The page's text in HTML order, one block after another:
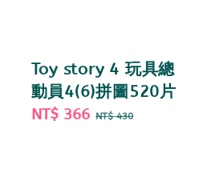
Toy story 4 玩具總
動員4(6)拼圖520片
Sale
NT$ 366 Regular
NT$ 430